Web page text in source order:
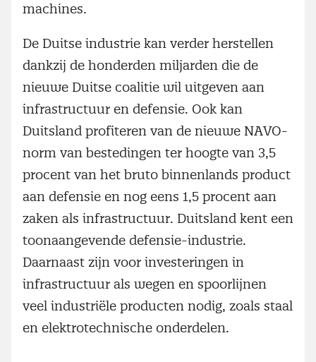
machines.
De Duitse industrie kan verder herstellen
dankzij de honderden miljarden die de
nieuwe Duitse coalitie wil uitgeven aan
infrastructuur en defensie. Ook kan
Duitsland profiteren van de nieuwe NAVO-
norm van bestedingen ter hoogte van 3,5
procent van het bruto binnenlands product
aan defensie en nog eens 1,5 procent aan
zaken als infrastructuur. Duitsland kent een
toonaangevende defensie-industrie.
Daarnaast zijn voor investeringen in
infrastructuur als wegen en spoorlijnen
veel industriële producten nodig, zoals staal
en elektrotechnische onderdelen.